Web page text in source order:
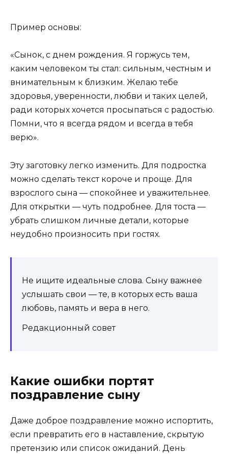
Пример основы:
«Сынок, с днем рождения. Я горжусь тем,
каким человеком ты стал: сильным, честным и
внимательным к близким. Желаю тебе
здоровья, уверенности, любви и таких целей,
ради которых хочется просыпаться с радостью.
Помни, что я всегда рядом и всегда в тебя
верю».
Эту заготовку легко изменить. Для подростка
можно сделать текст короче и проще. Для
взрослого сына — спокойнее и уважительнее.
Для открытки — чуть подробнее. Для тоста —
убрать слишком личные детали, которые
неудобно произносить при гостях.
Не ищите идеальные слова. Сыну важнее
услышать свои — те, в которых есть ваша
любовь, память и вера в него.
Редакционный совет
Какие ошибки портят
поздравление сыну
Даже доброе поздравление можно испортить,
если превратить его в наставление, скрытую
претензию или список ожиданий. День